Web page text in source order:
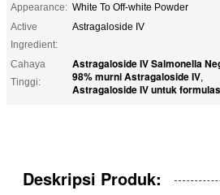
Appearance: White To Off-white Powder
Active
Ingredient:
Astragaloside IV
Cahaya
Tinggi:
Astragaloside IV Salmonella
98% murni Astragaloside IV,
Astragaloside IV untuk
Deskripsi Produk: